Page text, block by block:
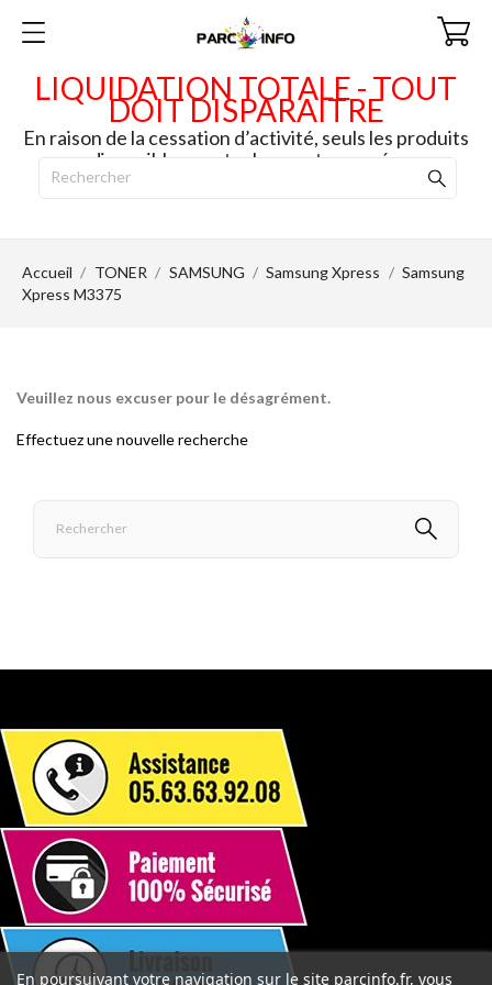
LIQUIDATION TOTALE - TOUT
DOIT DISPARAITRE
En raison de la cessation d’activité, seuls les produits
disponibles en stock seront envoyés.
Accueil TONER SAMSUNG Samsung Xpress
Samsung
Xpress M3375
Veuillez nous excuser pour le désagrément.
Effectuez une nouvelle recherche
En poursuivant votre navigation sur le site parcinfo.fr, vous